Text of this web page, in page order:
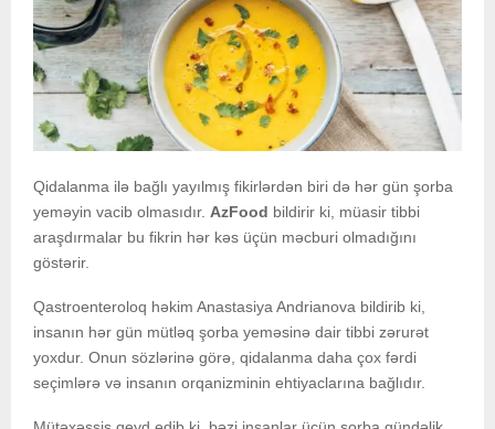
Qidalanma ilə bağlı yayılmış fikirlərdən biri də hər gün şorba
yeməyin vacib olmasıdır. AzFood bildirir ki, müasir tibbi
araşdırmalar bu fikrin hər kəs üçün məcburi olmadığını
göstərir.
Qastroenteroloq həkim Anastasiya Andrianova bildirib ki,
insanın hər gün mütləq şorba yeməsinə dair tibbi zərurət
yoxdur. Onun sözlərinə görə, qidalanma daha çox fərdi
seçimlərə və insanın orqanizminin ehtiyaclarına bağlıdır.